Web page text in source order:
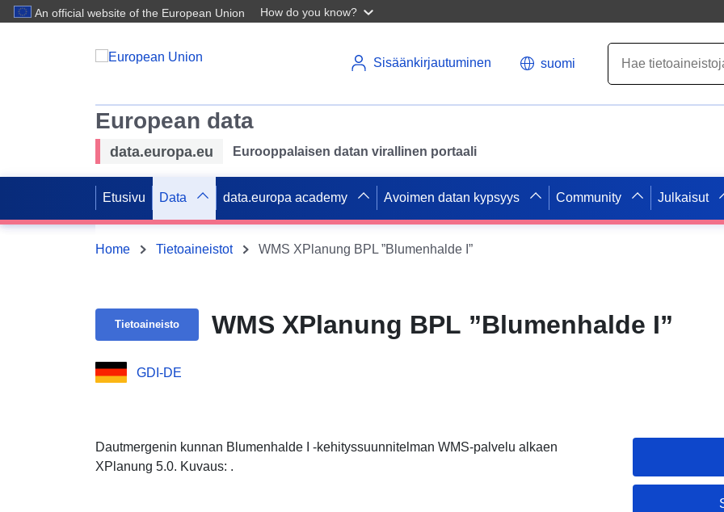
An official website of the European Union How do you know?
Sisäänkirjautuminen suomi
European data
data.europa.eu Eurooppalaisen datan virallinen portaali
Etusivu Data data.europa academy Avoimen datan kypsyys Community Julkaisut
Home Tietoaineistot WMS XPlanung BPL ”Blumenhalde I”
Tietoaineisto WMS XPlanung BPL ”Blumenhalde I”
GDI-DE
Dautmergenin kunnan Blumenhalde I -kehityssuunnitelman WMS-palvelu alkaen
XPlanung 5.0. Kuvaus: .